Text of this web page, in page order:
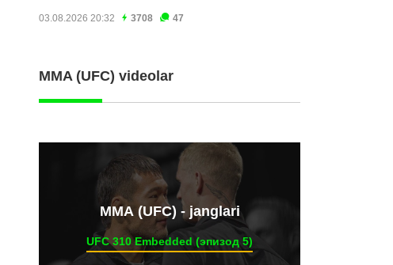
03.08.2026 20:32 3708 47
MMA (UFC) videolar
ММА (UFC) - janglari
UFC 310 Embedded (эпизод 5)